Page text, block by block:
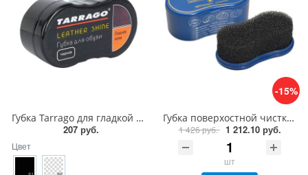
Губка Tarrago для гладкой кожи силикон1
207 руб.
Цвет
-15%
Губка поверхостной чистки замши, велюра Saphir Nettoyant cleaner
1 426 руб. 1 212.10 руб.
шт